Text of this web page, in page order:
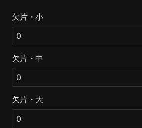
欠片・小
欠片・中
欠片・大